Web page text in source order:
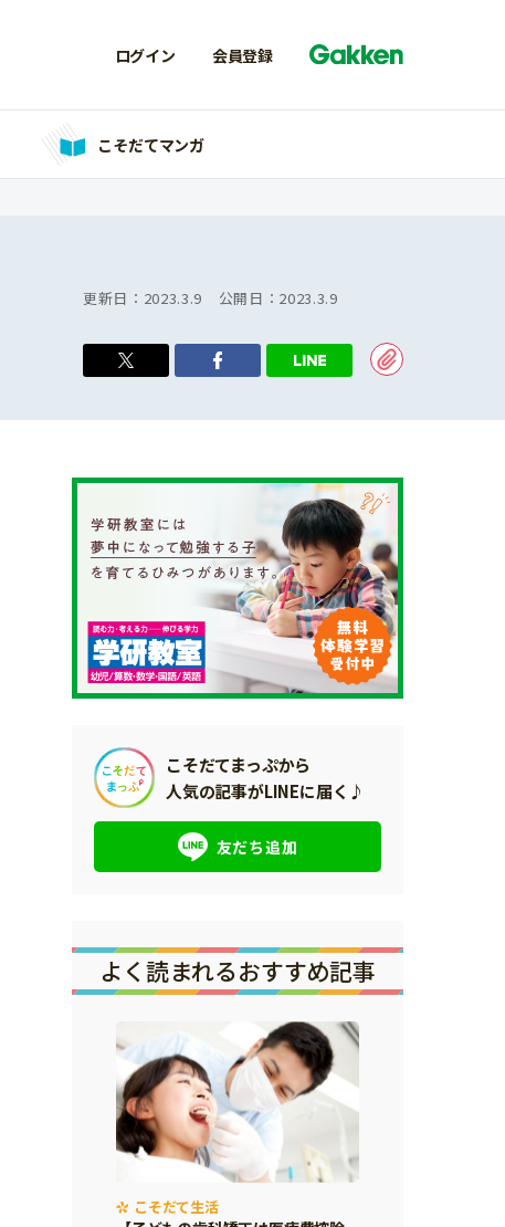
ログイン 会員登録
こそだてマンガ
更新日： 2023.3.9 公開日： 2023.3.9
こそだてまっぷから
人気の記事がLINEに届く♪
友だち追加
よく読まれるおすすめ記事
こそだて生活